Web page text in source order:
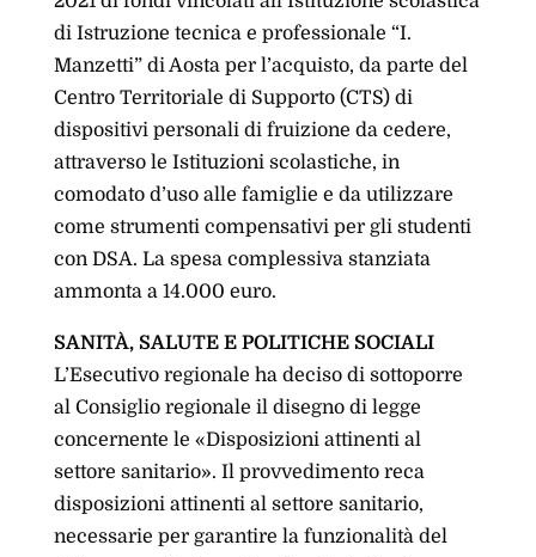
di Istruzione tecnica e professionale “I.
Manzetti” di Aosta per l’acquisto, da parte del
Centro Territoriale di Supporto (CTS) di
dispositivi personali di fruizione da cedere,
attraverso le Istituzioni scolastiche, in
comodato d’uso alle famiglie e da utilizzare
come strumenti compensativi per gli studenti
con DSA. La spesa complessiva stanziata
ammonta a 14.000 euro.
SANITÀ, SALUTE E POLITICHE SOCIALI
L’Esecutivo regionale ha deciso di sottoporre
al Consiglio regionale il disegno di legge
concernente le «Disposizioni attinenti al
settore sanitario». Il provvedimento reca
disposizioni attinenti al settore sanitario,
necessarie per garantire la funzionalità del